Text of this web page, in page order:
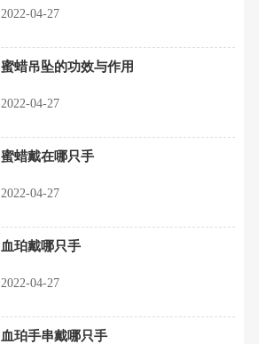
2022-04-27
蜜蜡吊坠的功效与作用
2022-04-27
蜜蜡戴在哪只手
2022-04-27
血珀戴哪只手
2022-04-27
血珀手串戴哪只手